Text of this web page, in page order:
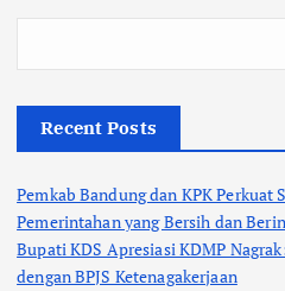
Recent Posts
Pemkab Bandung dan KPK Perkuat
Pemerintahan yang Bersih dan
Bupati KDS Apresiasi KDMP
dengan BPJS Ketenagakerjaan